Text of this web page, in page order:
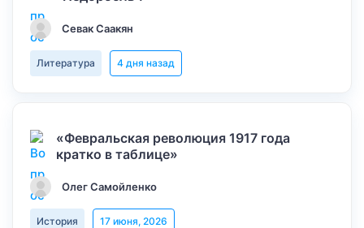
Севак Саакян
Литература 4 дня назад
«Февральская революция 1917 года
кратко в таблице»
Олег Самойленко
История 17 июня, 2026